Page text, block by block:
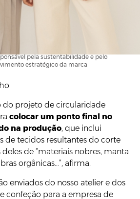
e CEO Benedita Formosinho e Perpétua
pela sustentabilidade e pelo
estratégico da marca
do projeto de circularidade
colocar um ponto final no
na produção, que inclui
de tecidos resultantes do corte
deles de “materiais nobres, manta
orgânicas…”, afirma.
enviados do nosso atelier e dos
confeção para a empresa de